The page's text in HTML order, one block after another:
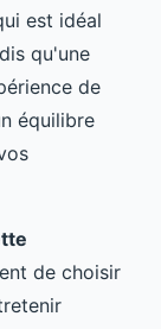
est idéal
qu'une
de
équilibre
de choisir